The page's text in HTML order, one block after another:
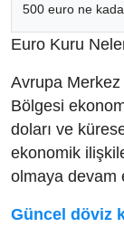
500 euro ne
Euro Kuru
Avrupa Merkez
Bölgesi
doları ve
ekonomik
olmaya devam
Güncel döviz